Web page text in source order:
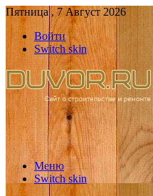
Пятница , 7 Август 2026
Войти
Switch skin
Меню
Switch skin